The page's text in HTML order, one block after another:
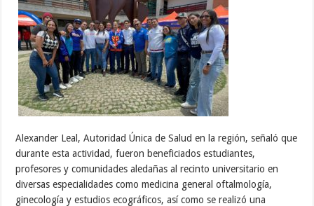
Alexander Leal, Autoridad Única de Salud en la región, señaló que
durante esta actividad, fueron beneficiados estudiantes,
profesores y comunidades aledañas al recinto universitario en
diversas especialidades como medicina general oftalmología,
ginecología y estudios ecográficos, así como se realizó una